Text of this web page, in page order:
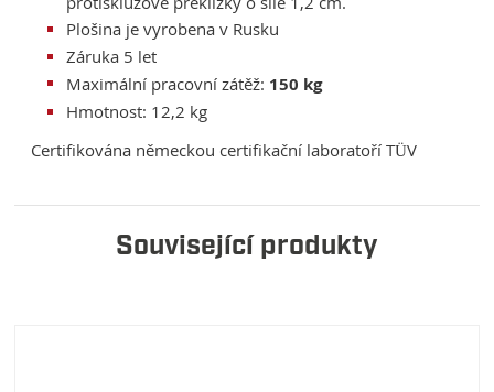
Plošina je vyrobena v Rusku
Záruka 5 let
Maximální pracovní zátěž: 150 kg
Hmotnost: 12,2 kg
Certifikována německou certifikační laboratoří TÜV
Související produkty